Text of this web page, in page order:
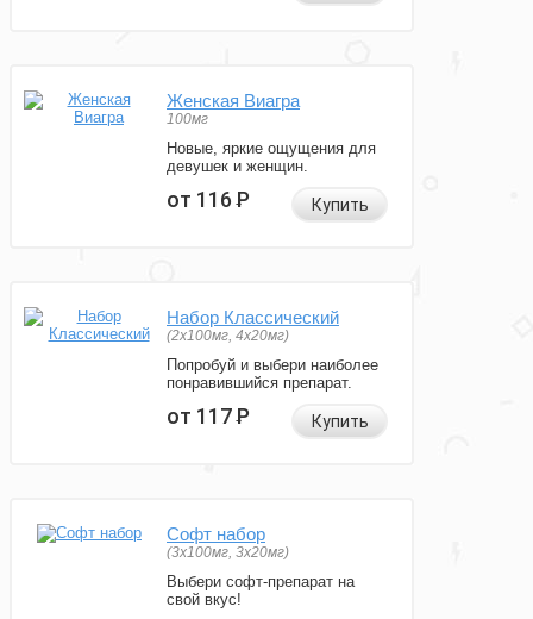
Женская Виагра
100мг
Новые, яркие ощущения для
девушек и женщин.
от 116Р Купить
Набор Классический
(2x100мг, 4x20мг)
Попробуй и выбери наиболее
понравившийся препарат.
от 117Р Купить
Софт набор
(3x100мг, 3x20мг)
Выбери софт-препарат на
свой вкус!